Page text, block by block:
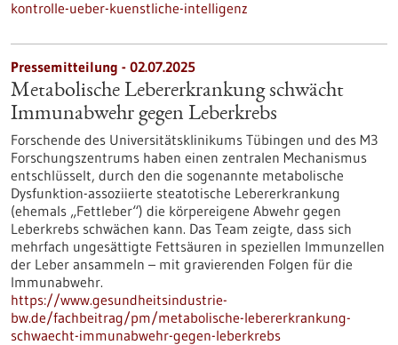
kontrolle-ueber-kuenstliche-intelligenz
Pressemitteilung - 02.07.2025
Metabolische Lebererkrankung schwächt
Immunabwehr gegen Leberkrebs
Forschende des Universitätsklinikums Tübingen und des M3
Forschungszentrums haben einen zentralen Mechanismus
entschlüsselt, durch den die sogenannte metabolische
Dysfunktion-assoziierte steatotische Lebererkrankung
(ehemals „Fettleber“) die körpereigene Abwehr gegen
Leberkrebs schwächen kann. Das Team zeigte, dass sich
mehrfach ungesättigte Fettsäuren in speziellen Immunzellen
der Leber ansammeln – mit gravierenden Folgen für die
Immunabwehr.
https://www.gesundheitsindustrie-
bw.de/fachbeitrag/pm/metabolische-lebererkrankung-
schwaecht-immunabwehr-gegen-leberkrebs